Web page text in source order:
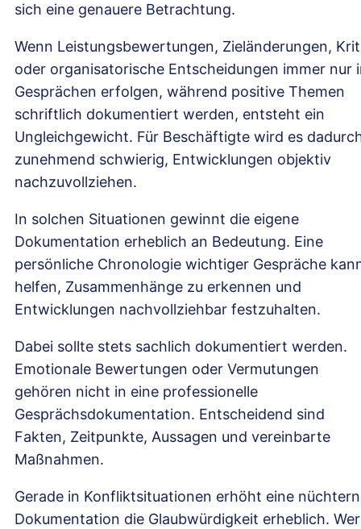
sich eine genauere Betrachtung.
Wenn Leistungsbewertungen, Zieländerungen,
oder organisatorische Entscheidungen immer nur
Gesprächen erfolgen, während positive Themen
schriftlich dokumentiert werden, entsteht ein
Ungleichgewicht. Für Beschäftigte wird es
zunehmend schwierig, Entwicklungen objektiv
nachzuvollziehen.
In solchen Situationen gewinnt die eigene
Dokumentation erheblich an Bedeutung. Eine
persönliche Chronologie wichtiger Gespräche
helfen, Zusammenhänge zu erkennen und
Entwicklungen nachvollziehbar festzuhalten.
Dabei sollte stets sachlich dokumentiert werden.
Emotionale Bewertungen oder Vermutungen
gehören nicht in eine professionelle
Gesprächsdokumentation. Entscheidend sind
Fakten, Zeitpunkte, Aussagen und vereinbarte
Maßnahmen.
Gerade in Konfliktsituationen erhöht eine
Dokumentation die Glaubwürdigkeit erheblich. Wer